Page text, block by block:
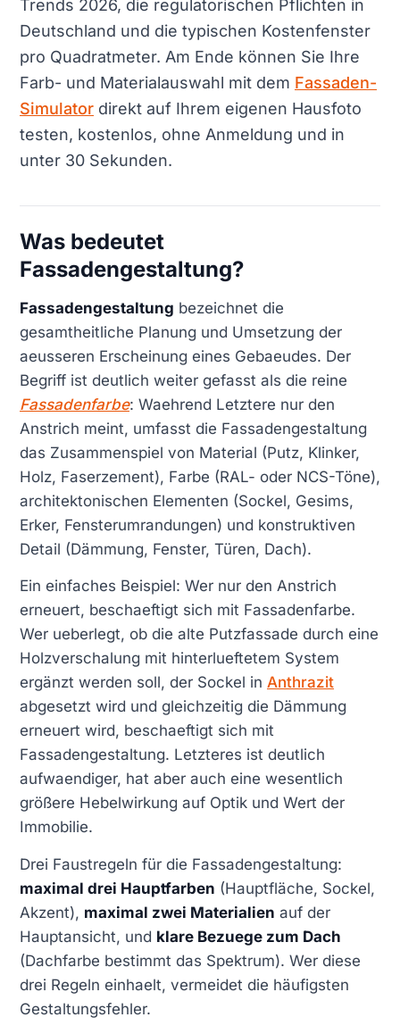
Trends 2026, die regulatorischen Pflichten in
Deutschland und die typischen Kostenfenster
pro Quadratmeter. Am Ende können Sie Ihre
Farb- und Materialauswahl mit dem Fassaden-
Simulator direkt auf Ihrem eigenen Hausfoto
testen, kostenlos, ohne Anmeldung und in
unter 30 Sekunden.
Was bedeutet
Fassadengestaltung?
Fassadengestaltung bezeichnet die
gesamtheitliche Planung und Umsetzung der
aeusseren Erscheinung eines Gebaeudes. Der
Begriff ist deutlich weiter gefasst als die reine
Fassadenfarbe: Waehrend Letztere nur den
Anstrich meint, umfasst die Fassadengestaltung
das Zusammenspiel von Material (Putz, Klinker,
Holz, Faserzement), Farbe (RAL- oder NCS-Töne),
architektonischen Elementen (Sockel, Gesims,
Erker, Fensterumrandungen) und konstruktiven
Detail (Dämmung, Fenster, Türen, Dach).
Ein einfaches Beispiel: Wer nur den Anstrich
erneuert, beschaeftigt sich mit Fassadenfarbe.
Wer ueberlegt, ob die alte Putzfassade durch eine
Holzverschalung mit hinterlueftetem System
ergänzt werden soll, der Sockel in Anthrazit
abgesetzt wird und gleichzeitig die Dämmung
erneuert wird, beschaeftigt sich mit
Fassadengestaltung. Letzteres ist deutlich
aufwaendiger, hat aber auch eine wesentlich
größere Hebelwirkung auf Optik und Wert der
Immobilie.
Drei Faustregeln für die Fassadengestaltung:
maximal drei Hauptfarben (Hauptfläche, Sockel,
Akzent), maximal zwei Materialien auf der
Hauptansicht, und klare Bezuege zum Dach
(Dachfarbe bestimmt das Spektrum). Wer diese
drei Regeln einhaelt, vermeidet die häufigsten
Gestaltungsfehler.